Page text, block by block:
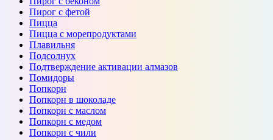
Пирог с фетой
Пицца
Пицца с морепродуктами
Плавильня
Подсолнух
Подтверждение активации алмазов
Помидоры
Попкорн
Попкорн в шоколаде
Попкорн с маслом
Попкорн с медом
Попкорн с чили